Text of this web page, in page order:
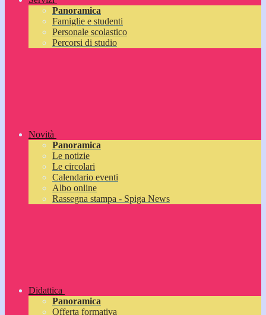
Panoramica
Famiglie e studenti
Personale scolastico
Percorsi di studio
Novità
Panoramica
Le notizie
Le circolari
Calendario eventi
Albo online
Rassegna stampa - Spiga News
Didattica
Panoramica
Offerta formativa